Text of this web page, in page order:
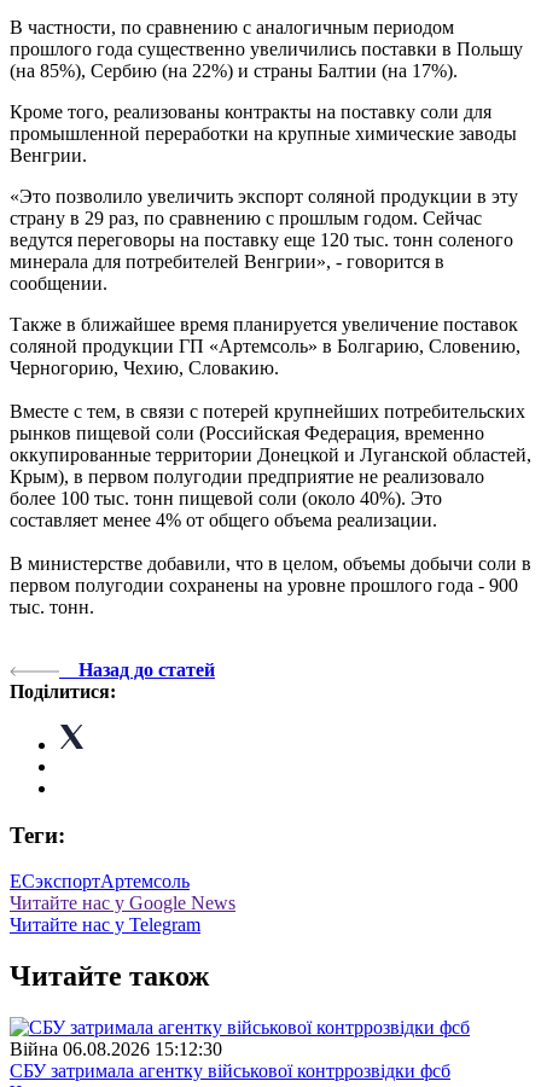
В частности, по сравнению с аналогичным периодом
прошлого года существенно увеличились поставки в Польшу
(на 85%), Сербию (на 22%) и страны Балтии (на 17%).
Кроме того, реализованы контракты на поставку соли для
промышленной переработки на крупные химические заводы
Венгрии.
«Это позволило увеличить экспорт соляной продукции в эту
страну в 29 раз, по сравнению с прошлым годом. Сейчас
ведутся переговоры на поставку еще 120 тыс. тонн соленого
минерала для потребителей Венгрии», - говорится в
сообщении.
Также в ближайшее время планируется увеличение поставок
соляной продукции ГП «Артемсоль» в Болгарию, Словению,
Черногорию, Чехию, Словакию.
Вместе с тем, в связи с потерей крупнейших потребительских
рынков пищевой соли (Российская Федерация, временно
оккупированные территории Донецкой и Луганской областей,
Крым), в первом полугодии предприятие не реализовало
более 100 тыс. тонн пищевой соли (около 40%). Это
составляет менее 4% от общего объема реализации.
В министерстве добавили, что в целом, объемы добычи соли в
первом полугодии сохранены на уровне прошлого года - 900
тыс. тонн.
Назад до статей
Поділитися:
Теги:
ЕСэкспортАртемсоль
Читайте нас у Google News
Читайте нас у Telegram
Читайте також
Війна 06.08.2026 15:12:30
СБУ затримала агентку військової контррозвідки фсб